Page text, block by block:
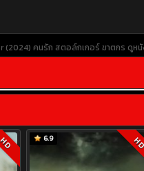
(2024) คนรัก สตอล์กเกอร์ ฆาตกร ดูห
6.9